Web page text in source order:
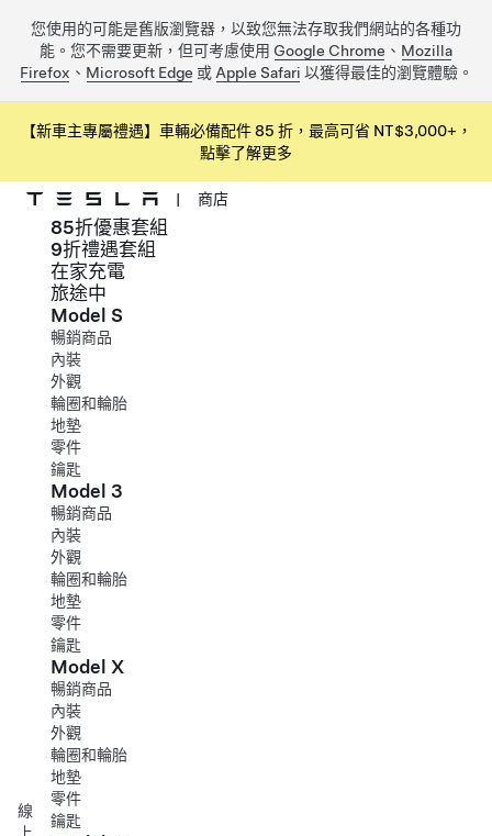
您使用的可能是舊版瀏覽器，以致您無法存取我們網站的各種功
能。您不需要更新，但可考慮使用 Google Chrome 、 Mozilla
Firefox 、 Microsoft Edge 或 Apple Safari 以獲得最佳的瀏覽體驗。
【新車主專屬禮遇】車輛必備配件 85 折，最高可省 NT$3,000+，
點擊了解更多
跳到主要內容
| 商店
線
上
85折優惠套組
9折禮遇套組
在家充電
旅途中
Model S
暢銷商品
內裝
外觀
輪圈和輪胎
地墊
零件
鑰匙
Model 3
暢銷商品
內裝
外觀
輪圈和輪胎
地墊
零件
鑰匙
Model X
暢銷商品
內裝
外觀
輪圈和輪胎
地墊
零件
鑰匙